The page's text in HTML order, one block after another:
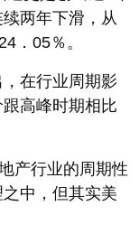
两年下滑，从
．05％。
在行业周期影
高峰时期相比
产行业的周期性
中，但其实美